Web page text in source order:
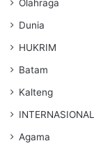
Olahraga
Dunia
HUKRIM
Batam
Kalteng
INTERNASIONAL
Agama